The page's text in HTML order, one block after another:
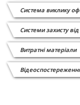
Cистема виклику
Системи захисту
Витратні матеріали